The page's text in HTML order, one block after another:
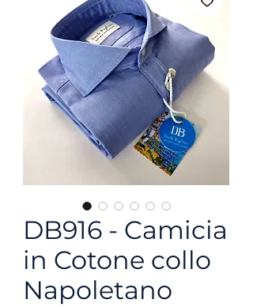
DB916 - Camicia
in Cotone collo
Napoletano